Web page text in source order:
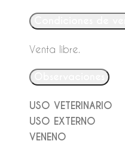
Venta libre.
USO VETERINARIO
USO EXTERNO
VENENO